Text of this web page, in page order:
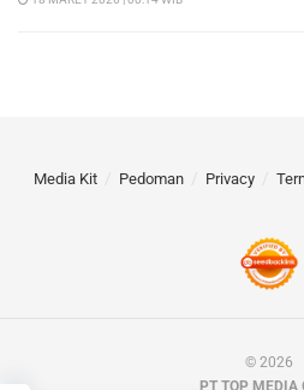
Media Kit Pedoman Privacy
© 2026
PT TOP MEDIA